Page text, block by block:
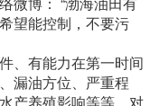
望能控制，不要污
、有能力在第一时间
漏油方位、严重程